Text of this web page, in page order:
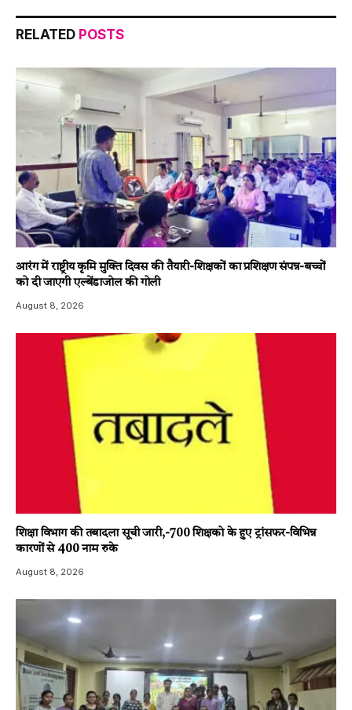
RELATED POSTS
आरंग में राष्ट्रीय कृमि मुक्ति दिवस की तैयारी-शिक्षकों का प्रशिक्षण संपन्न-बच्चों
को दी जाएगी एल्बेंडाजोल की गोली
August 8, 2026
शिक्षा विभाग की तबादला सूची जारी,-700 शिक्षको के हुए ट्रांसफर-विभिन्न
कारणों से 400 नाम रुके
August 8, 2026